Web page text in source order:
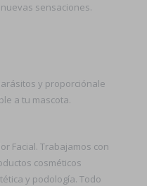
sensaciones.
y proporciónale
a tu mascota.
Facial. Trabajamos con
cosméticos
y podología. Todo